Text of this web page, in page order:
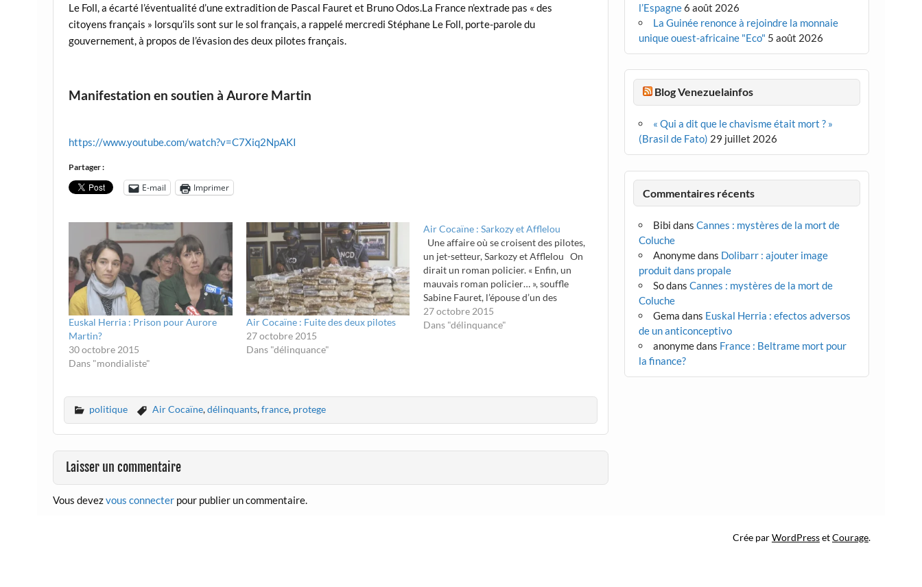
Le Foll, a écarté l’éventualité d’une extradition de Pascal Fauret et Bruno Odos.La France n’extrade pas « des
citoyens français » lorsqu’ils sont sur le sol français, a rappelé mercredi Stéphane Le Foll, porte-parole du
gouvernement, à propos de l’évasion des deux pilotes français.
Manifestation en soutien à Aurore Martin
https://www.youtube.com/watch?v=C7Xiq2NpAKI
Partager :
E-mail Imprimer
Euskal Herria : Prison pour Aurore
Martin?
30 octobre 2015
Dans "mondialiste"
Air Cocaïne : Fuite des deux pilotes
27 octobre 2015
Dans "délinquance"
Air Cocaïne : Sarkozy et Afflelou
Une affaire où se croisent des pilotes,
un jet-setteur, Sarkozy et Afflelou On
dirait un roman policier. « Enfin, un
mauvais roman policier… », souffle
Sabine Fauret, l’épouse d’un des
pilotes accusé d’avoir voulu ramener
680 kilos de cocaïne en France depuis
27 octobre 2015
Dans "délinquance"
politique Air Cocaïne,délinquants,france, protege
Laisser un commentaire
Vous devezvous connecterpour publier un commentaire.
l’Espagne6 août 2026
La Guinée renonce à rejoindre la monnaie
unique ouest-africaine "Eco" 5 août 2026
Blog Venezuelainfos
« Qui a dit que le chavisme était mort ? »
(Brasil de Fato) 29 juillet 2026
Commentaires récents
Bibi dansCannes : mystères de la mort de
Coluche
Anonymedans Dolibarr : ajouter image
produit dans propale
SodansCannes : mystères de la mort de
Coluche
Gema dans Euskal Herria : efectos adversos
de un anticonceptivo
anonymedans France : Beltrame mort pour
la finance?
Crée parWordPressetCourage.